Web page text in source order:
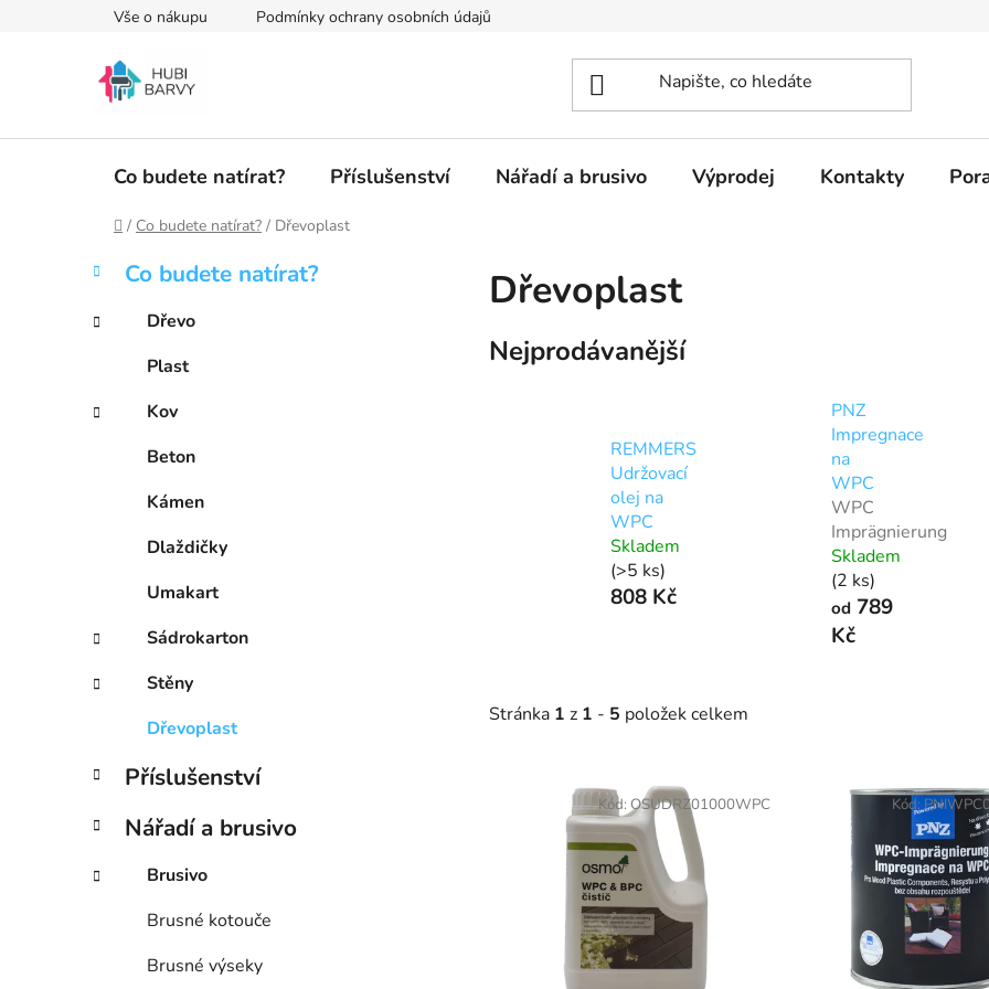
Vše o nákupu Podmínky ochrany osobních údajů
Co budete natírat? Příslušenství Nářadí a brusivo Výprodej Kontakty
Domů
/ Co budete natírat? / Dřevoplast
P
s
a
l
Přeskočit
kategorie
K
a
e
r
Co budete natírat?
Dřevo
Plast
Kov
Beton
Kámen
Dlaždičky
Umakart
Sádrokarton
Stěny
Dřevoplast
Příslušenství
Nářadí a brusivo
Brusivo
Brusné kotouče
Brusné výseky
Dřevoplast
Nejprodávanější
REMMERS
Udržovací
olej na
WPC
Skladem
(>5 ks)
808 Kč
PNZ
Impregnace
na
WPC
WPC
Imprägnierung
Skladem
(2 ks)
od789
Kč
Stránka 1 z 1 - 5 položek celkem
Kód: OSUDRZ01000WPC Kód: